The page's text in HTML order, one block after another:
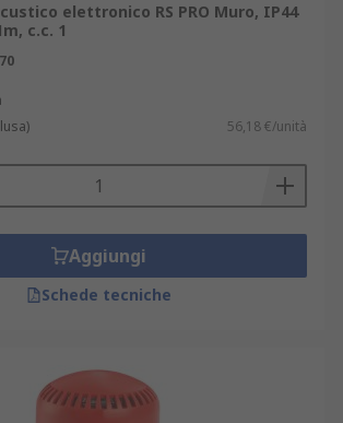
elettronico RS PRO Muro, IP44
c.c. 1
56,18 €/unità
Aggiungi
Schede tecniche